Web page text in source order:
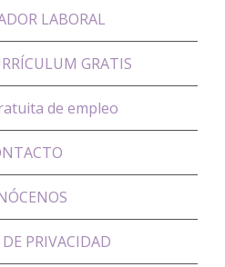
LABORAL
GRATIS
de empleo
PRIVACIDAD